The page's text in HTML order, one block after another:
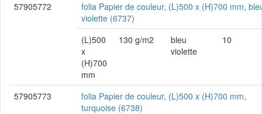
57905772
folia Papier de couleur, (L)500 x (H)700 mm,
violette (6737)
(L)500
x
(H)700
mm
130 g/m2
bleu
violette
10
57905773
folia Papier de couleur, (L)500 x (H)700 mm,
turquoise (6738)